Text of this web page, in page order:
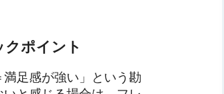
ポイント​
足感が強い」という勘